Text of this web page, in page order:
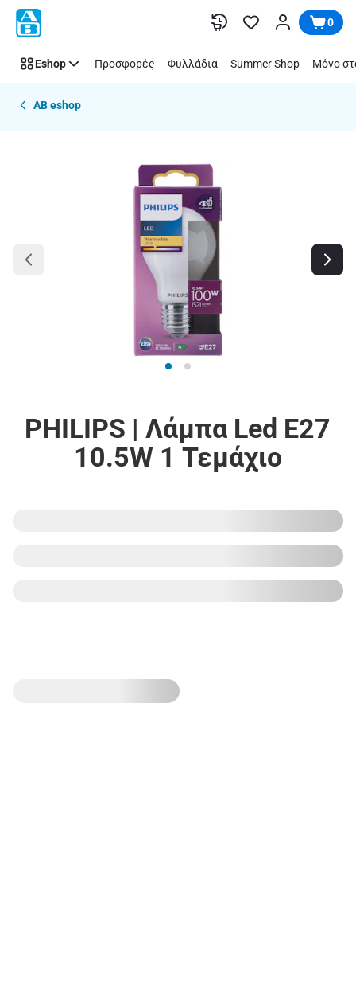
Παράλειψη 0
Eshop Προσφορές Φυλλάδια Summer Shop Μόνο
AB eshop
PHILIPS | Λάμπα Led E27
10.5W 1 Τεμάχιο